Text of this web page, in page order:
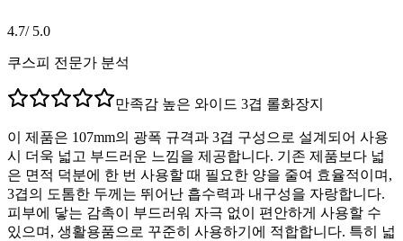
4.7/ 5.0
쿠스피 전문가 분석
만족감 높은 와이드 3겹 롤화장지
이 제품은 107mm의 광폭 규격과 3겹 구성으로 설계되어 사용
시 더욱 넓고 부드러운 느낌을 제공합니다. 기존 제품보다 넓
은 면적 덕분에 한 번 사용할 때 필요한 양을 줄여 효율적이며,
3겹의 도톰한 두께는 뛰어난 흡수력과 내구성을 자랑합니다.
피부에 닿는 감촉이 부드러워 자극 없이 편안하게 사용할 수
있으며, 생활용품으로 꾸준히 사용하기에 적합합니다. 특히 넓